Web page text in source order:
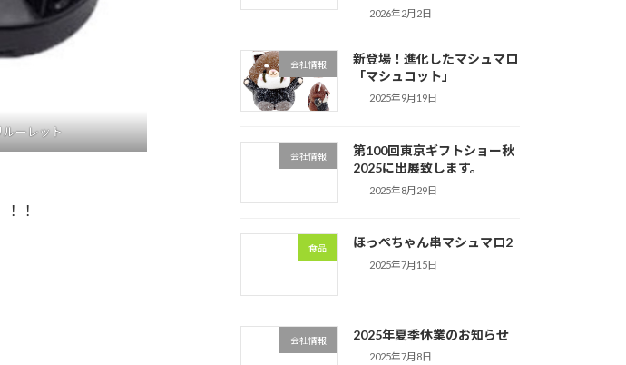
ーレット
！
2026年2月2日
会社情報
新登場！進化したマシュマロ
「マシュコット」
2025年9月19日
会社情報
第100回東京ギフトショー秋
2025に出展致します。
2025年8月29日
食品 ほっぺちゃん串マシュマロ2
2025年7月15日
会社情報 2025年夏季休業のお知らせ
2025年7月8日